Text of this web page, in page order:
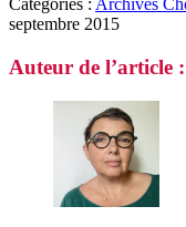
Catégories : Archives
septembre 2015
Auteur de l’article :